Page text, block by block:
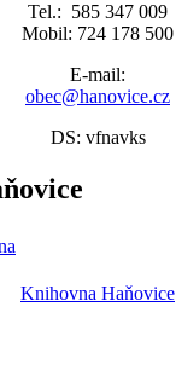
Tel.: 585 347 009
Mobil: 724 178 500
E-mail:
obec@hanovice.cz
DS: vfnavks
Knihovna Haňovice